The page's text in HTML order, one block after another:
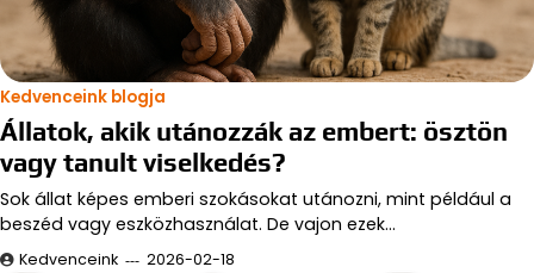
Kedvenceink blogja
Állatok, akik utánozzák az embert: ösztön
vagy tanult viselkedés?
Sok állat képes emberi szokásokat utánozni, mint például a
beszéd vagy eszközhasználat. De vajon ezek…
Kedvenceink
2026-02-18